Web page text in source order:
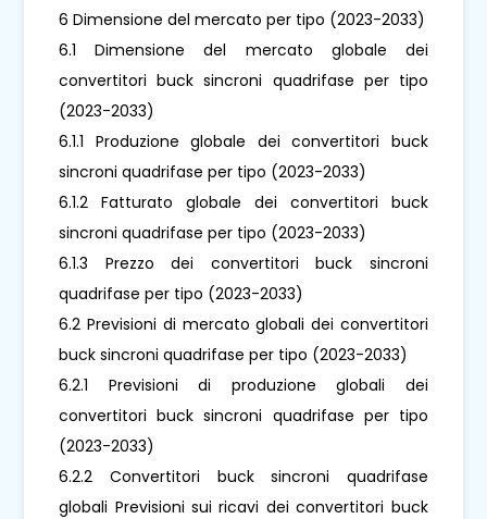
6 Dimensione del mercato per tipo (2023-2033)
6.1 Dimensione del mercato globale dei
convertitori buck sincroni quadrifase per tipo
(2023-2033)
6.1.1 Produzione globale dei convertitori buck
sincroni quadrifase per tipo (2023-2033)
6.1.2 Fatturato globale dei convertitori buck
sincroni quadrifase per tipo (2023-2033)
6.1.3 Prezzo dei convertitori buck sincroni
quadrifase per tipo (2023-2033)
6.2 Previsioni di mercato globali dei convertitori
buck sincroni quadrifase per tipo (2023-2033)
6.2.1 Previsioni di produzione globali dei
convertitori buck sincroni quadrifase per tipo
(2023-2033)
6.2.2 Convertitori buck sincroni quadrifase
globali Previsioni sui ricavi dei convertitori buck